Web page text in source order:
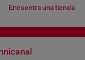
Encuentra una tienda